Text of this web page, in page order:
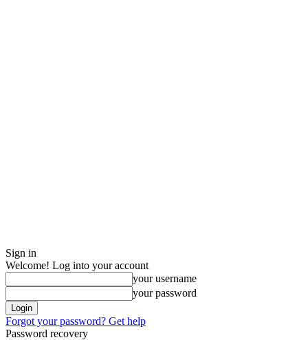
Sign in
Welcome! Log into your account
your username
your password
Forgot your password? Get help
Password recovery